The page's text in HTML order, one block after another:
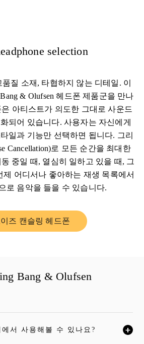
selection
질 소재, 타협하지 않는 디테일. 이
& Olufsen 헤드폰 제품군을 만나
아티스트가 의도한 그대로 사운드
되어 있습니다. 사용자는 자신에게
일과 기능만 선택하면 됩니다. 그리
Cancellation)로 모든 순간을 최대한
중일 때, 열심히 일하고 있을 때, 그
제 어디서나 좋아하는 재생 목록에서
로 음악을 들을 수 있습니다.
이즈 캔슬링 헤드폰
Link Opens in New Tab
Bang & Olufsen
서 사용해볼 수 있나요?
면 클릭하세요